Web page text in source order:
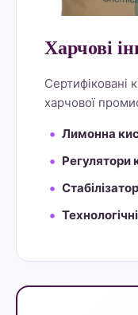
Харчові
Сертифіковані
харчової
Лимонна
Регулятори